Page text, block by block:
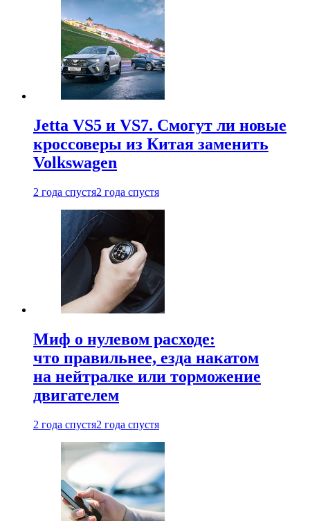
Jetta VS5 и VS7. Смогут ли новые
кроссоверы из Китая заменить
Volkswagen
2 года спустя2 года спустя
Миф о нулевом расходе:
что правильнее, езда накатом
на нейтралке или торможение
двигателем
2 года спустя2 года спустя